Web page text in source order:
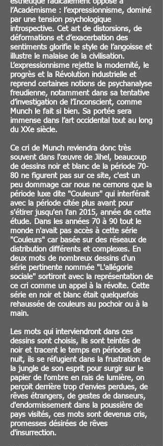
l’Académisme : l’expressionnisme, dominé
par une tension psychologique
introspective. Cet art de distorsions, de
déformations et d’exacerbation des
sentiments glorifie le style de l’angoisse et
illustre le malaise de la civilisation.
L’expressionnisme rejette la modernité, le
progrès et la Révolution industrielle et
reprend certaines notions de psychanalyse
freudienne, notamment dans sa tentative
d’investigation de l’Inconscient, comme
Munch le fait si bien. Sa portée sera
immense dans l’art occidental tout au long
du XXe siècle.
Ce cri de Munch reviendra donc très
souvent dans l'œuvre de Jihel, beaucoup
de dessins noir et blanc de la période 70-
80 ne figurent pas sur ce site, c'est un
peu dommage car nous ne cernons que la
période luxe dite "Couleurs" qui interférait
avec la période citée plus avant pour
s'étirer jusqu'en l'an 2015, année de cette
étude. Dans les années 70 à 90 tout le
monde n'avait pas accès à cette série
"Couleurs" car basée sur des réseaux de
distribution différents et complexes. En
deux mots de nombreux dessins d'un
série pertinente nommée "L'allégorie
sociale" sortiront avec la représentation de
ce cri comme un appel à la révolte. Cette
série en noir et blanc était quelquefois
rehaussée de couleurs au pochoir ou à la
main.
Les mots qui interviendront dans ces
dessins sont choisis, ils sont teintés de
noir et tracent le temps en périodes de
nuit, ils se réfugient dans la frustration de
la jungle de son esprit pour surgir sur le
papier de l'ombre en rais de lumière, on
perçoit derrière trop d'envies perdues, de
rêves étrangers, de gestes de danseurs,
d'endormissement dans la poussière de
pays visités, ces mots sont devenus cris,
promesses désirées de rêves
d'insurrection.